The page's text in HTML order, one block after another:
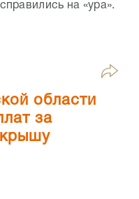
на «ура».
области
за